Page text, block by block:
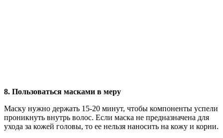
8. Пользоваться масками в меру
Маску нужно держать 15-20 минут, чтобы компоненты успели
проникнуть внутрь волос. Если маска не предназначена для
ухода за кожей головы, то ее нельзя наносить на кожу и корни.